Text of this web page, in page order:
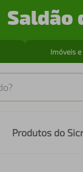
Saldão
Imóveis
Produtos do